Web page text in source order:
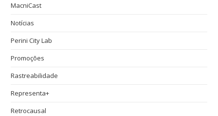
MacniCast
Notícias
Perini City Lab
Promoções
Rastreabilidade
Representa+
Retrocausal